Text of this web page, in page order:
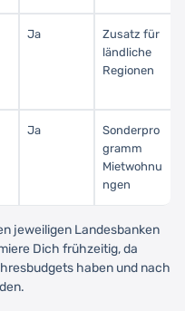
Ja
Zusatz für
ländliche
Regionen
Ja
Sonderpro
gramm
Mietwohnu
ngen
jeweiligen Landesbanken
Dich frühzeitig, da
haben und nach